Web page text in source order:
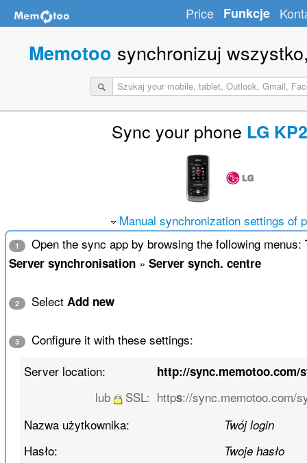
Price Funkcje
Memotoo synchronizuj
Sync your phone LG
Manual synchronization settings of
1 Open the sync app by browsing the following menus:
Server synchronisation» Server synch. centre
2 Select Add new
3
Configure it with these settings:
Server location:
http://sync.memotoo.com/
lub SSL: https://sync.memotoo.com/
Nazwa użytkownika:
Twój login
Hasło: Twoje hasło